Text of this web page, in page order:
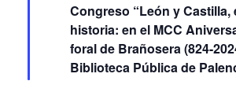
Congreso “León y Castilla,
historia: en el MCC
foral de Brañosera (824-
Biblioteca Pública de